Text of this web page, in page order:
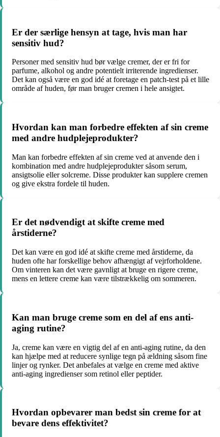
Er der særlige hensyn at tage, hvis man har
sensitiv hud?
Personer med sensitiv hud bør vælge cremer, der er fri for
parfume, alkohol og andre potentielt irriterende ingredienser.
Det kan også være en god idé at foretage en patch-test på et lille
område af huden, før man bruger cremen i hele ansigtet.
Hvordan kan man forbedre effekten af sin creme
med andre hudplejeprodukter?
Man kan forbedre effekten af sin creme ved at anvende den i
kombination med andre hudplejeprodukter såsom serum,
ansigtsolie eller solcreme. Disse produkter kan supplere cremen
og give ekstra fordele til huden.
Er det nødvendigt at skifte creme med
årstiderne?
Det kan være en god idé at skifte creme med årstiderne, da
huden ofte har forskellige behov afhængigt af vejrforholdene.
Om vinteren kan det være gavnligt at bruge en rigere creme,
mens en lettere creme kan være tilstrækkelig om sommeren.
Kan man bruge creme som en del af ens anti-
aging rutine?
Ja, creme kan være en vigtig del af en anti-aging rutine, da den
kan hjælpe med at reducere synlige tegn på ældning såsom fine
linjer og rynker. Det anbefales at vælge en creme med aktive
anti-aging ingredienser som retinol eller peptider.
Hvordan opbevarer man bedst sin creme for at
bevare dens effektivitet?